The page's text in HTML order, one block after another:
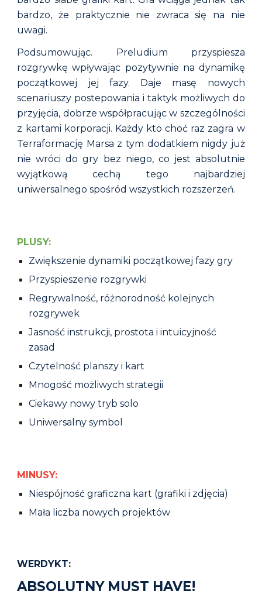
bardzo, że praktycznie nie zwraca się na nie
uwagi.
Podsumowując. Preludium przyspiesza
rozgrywkę wpływając pozytywnie na dynamikę
początkowej jej fazy. Daje masę nowych
scenariuszy postepowania i taktyk możliwych do
przyjęcia, dobrze współpracując w szczególności
z kartami korporacji. Każdy kto choć raz zagra w
Terraformację Marsa z tym dodatkiem nigdy już
nie wróci do gry bez niego, co jest absolutnie
wyjątkową cechą tego najbardziej
uniwersalnego spośród wszystkich rozszerzeń.
PLUSY:
Zwiększenie dynamiki początkowej fazy gry
Przyspieszenie rozgrywki
Regrywalność, różnorodność kolejnych
rozgrywek
Jasność instrukcji, prostota i intuicyjność
zasad
Czytelność planszy i kart
Mnogość możliwych strategii
Ciekawy nowytryb solo
Uniwersalny symbol
MINUSY:
Niespójność graficzna kart (grafiki i zdjęcia)
Mała liczba nowych projektów
WERDYKT:
ABSOLUTNY MUST HAVE!